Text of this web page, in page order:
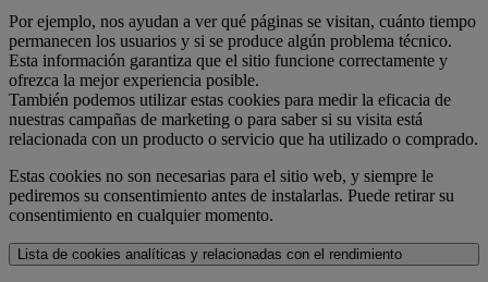
Por ejemplo, nos ayudan a ver qué páginas se visitan, cuánto tiempo
permanecen los usuarios y si se produce algún problema técnico.
Esta información garantiza que el sitio funcione correctamente y
ofrezca la mejor experiencia posible.
También podemos utilizar estas cookies para medir la eficacia de
nuestras campañas de marketing o para saber si su visita está
relacionada con un producto o servicio que ha utilizado o comprado.
Estas cookies no son necesarias para el sitio web, y siempre le
pediremos su consentimiento antes de instalarlas. Puede retirar su
consentimiento en cualquier momento.
Lista de cookies analíticas y relacionadas con el rendimiento